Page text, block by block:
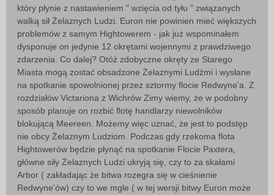
który płynie z nastawieniem " wzięcia od tyłu " związanych
walką sił Żelaznych Ludzi. Euron nie powinien mieć większych
problemów z samym Hightowerem - jak już wspominałem
dysponuje on jedynie 12 okrętami wojennymi z prawdziwego
zdarzenia. Co dalej? Otóż zdobyczne okręty ze Starego
Miasta mogą zostać obsadzone Żelaznymi Ludźmi i wysłane
na spotkanie spowolnionej przez sztormy flocie Redwyne'a. Z
rozdziałów Victariona z Wichrów Zimy wiemy, że w podobny
sposób planuje on rozbić flotę handlarzy niewolników
blokującą Meereen. Możemy więc uznać, że jest to podstęp
nie obcy Żelaznym Ludziom. Podczas gdy rzekoma flota
Hightowerów będzie płynąć na spotkanie Flocie Paxtera,
główne siły Żelaznych Ludzi ukryją się, czy to za skałami
Arbor ( zakładając że bitwa rozegra się w cieśnienie
Redwyne'ów) czy to we mgle ( w tej wersji bitwy Euron może